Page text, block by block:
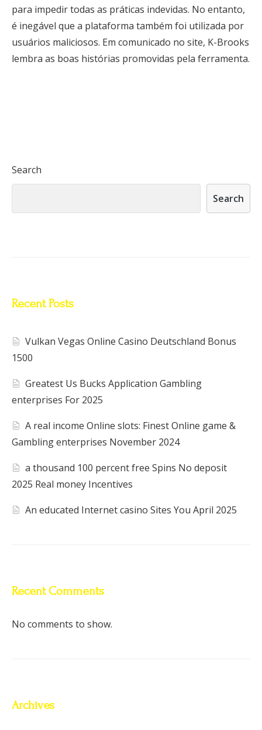
para impedir todas as práticas indevidas. No entanto,
é inegável que a plataforma também foi utilizada por
usuários maliciosos. Em comunicado no site, K-Brooks
lembra as boas histórias promovidas pela ferramenta.
Search
Search
Recent Posts
Vulkan Vegas Online Casino Deutschland Bonus
1500
Greatest Us Bucks Application Gambling
enterprises For 2025
A real income Online slots: Finest Online game &
Gambling enterprises November 2024
a thousand 100 percent free Spins No deposit
2025 Real money Incentives
An educated Internet casino Sites You April 2025
Recent Comments
No comments to show.
Archives